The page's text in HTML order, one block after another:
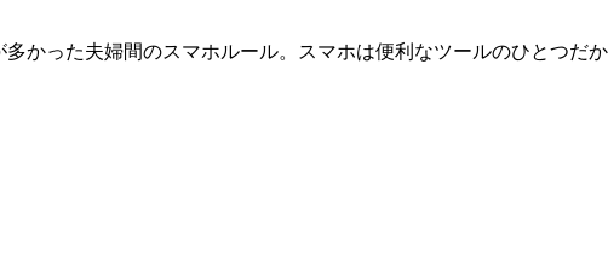
った夫婦間のスマホルール。スマホは便利なツールのひとつだ